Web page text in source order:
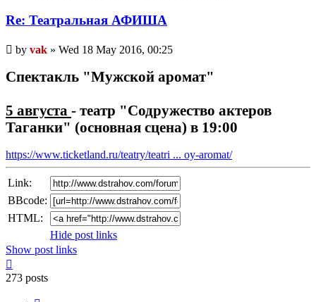
Re: Театральная АФИША
Unread
post
by vak » Wed 18 May 2016, 00:25
Спектакль "Мужской аромат"
5 августа - театр "Содружество актеров
Таганки" (основная сцена) в 19:00
https://www.ticketland.ru/teatry/teatri ... oy-aromat/
Link:
BBcode:
HTML:
Hide post links
Show post links
273 posts